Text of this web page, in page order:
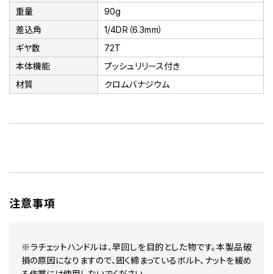
重量
90g
差込角
1/4DR（6.3mm）
ギヤ数
72T
本体機能
プッシュリリース付き
材質
クロムバナジウム
注意事項
※ラチェットハンドルは、早回しを目的とした物です。本製品破
損の原因になりますので、固く締まっているボルト、ナットを緩め